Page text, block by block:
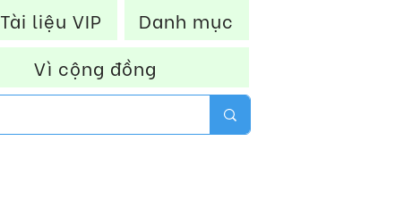
Tài liệu VIP
Danh mục
Vì cộng đồng